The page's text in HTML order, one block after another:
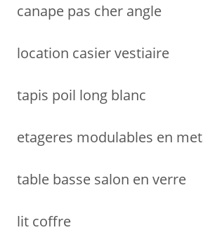
canape pas cher angle
location casier vestiaire
tapis poil long blanc
etageres modulables en
table basse salon en verre
lit coffre